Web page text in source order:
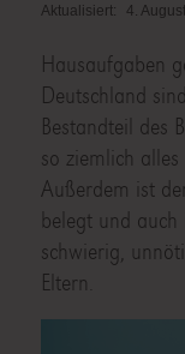
Aktualisiert: 4.
Hausaufgaben
Deutschland
Bestandteil des
so ziemlich
Außerdem ist
belegt und
schwierig,
Eltern.